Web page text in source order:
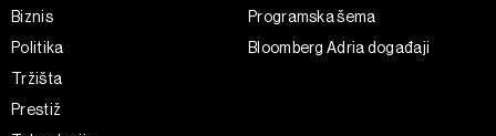
Biznis
Politika
Tržišta
Prestiž
Programska šema
Bloomberg Adria događaji